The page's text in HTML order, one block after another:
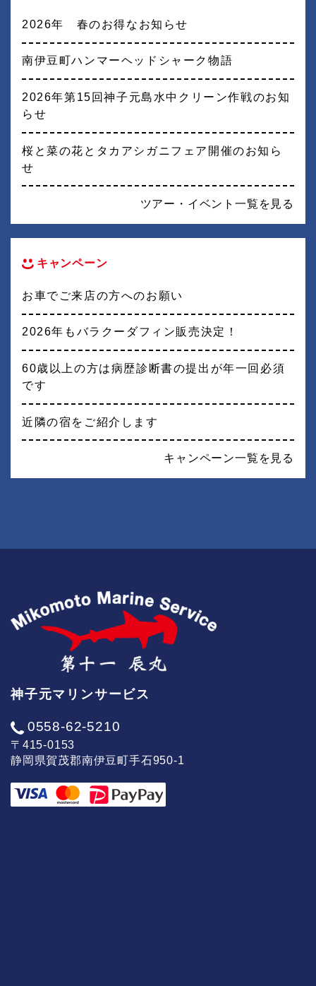
2026年 春のお得なお知らせ
南伊豆町ハンマーヘッドシャーク物語
2026年第15回神子元島水中クリーン作戦のお知
らせ
桜と菜の花とタカアシガニフェア開催のお知ら
せ
ツアー・イベント一覧を見る
キャンペーン
お車でご来店の方へのお願い
2026年もバラクーダフィン販売決定！
60歳以上の方は病歴診断書の提出が年一回必須
です
近隣の宿をご紹介します
キャンペーン一覧を見る
神子元マリンサービス
0558-62-5210
〒415-0153
静岡県賀茂郡南伊豆町手石950-1